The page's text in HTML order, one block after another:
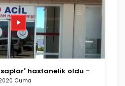
hastanelik oldu -
Cuma